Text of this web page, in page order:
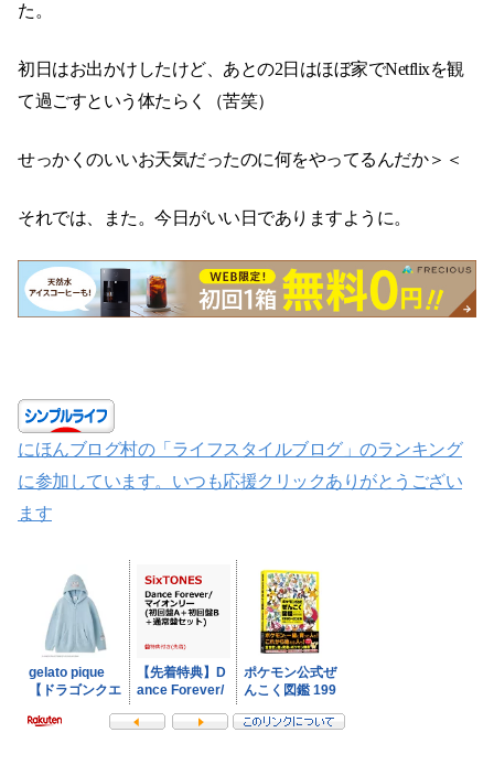
た。
初日はお出かけしたけど、あとの2日はほぼ家でNetflixを観
て過ごすという体たらく（苦笑）
せっかくのいいお天気だったのに何をやってるんだか＞＜
それでは、また。今日がいい日でありますように。
にほんブログ村の「ライフスタイルブログ」のランキング
に参加しています。いつも応援クリックありがとうござい
ます